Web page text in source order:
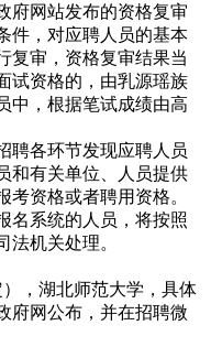
府网站发布的资格复审
件，对应聘人员的基本
复审，资格复审结果当
试资格的，由乳源瑶族
中，根据笔试成绩由高
聘各环节发现应聘人员
和有关单位、人员提供
资格或者聘用资格。
名系统的人员，将按照
机关处理。
，湖北师范大学，具体
府网公布，并在招聘微